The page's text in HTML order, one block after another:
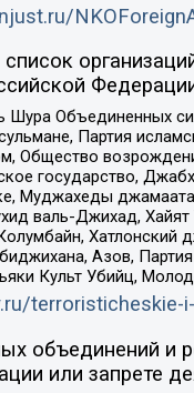
Объединенных
Партия
Общество
государство,
Муджахеды
валь-Джихад,
Хатлонский
Азов,
Культ Убийц,
terroristicheskie-
объединений и
или запрете